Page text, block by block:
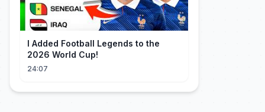
I Added Football Legends to the
2026 World Cup!
24:07